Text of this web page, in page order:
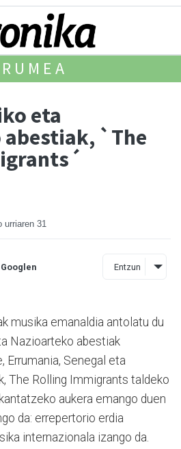
eta
`The
urriaren 31
Entzun
musika emanaldia antolatu du
Nazioarteko abestiak
Errumania, Senegal eta
The Rolling Immigrants taldeko
aukera emango duen
da: errepertorio erdia
internazionala izango da.